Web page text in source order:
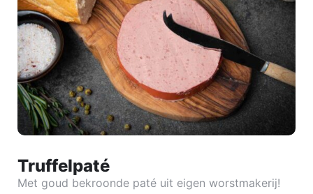
Truffelpaté
Met goud bekroonde paté uit eigen worstmakerij!